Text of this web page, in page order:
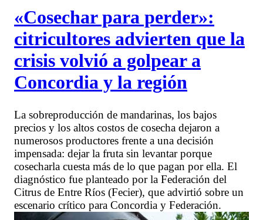
«Cosechar para perder»:
citricultores advierten que la
crisis volvió a golpear a
Concordia y la región
La sobreproducción de mandarinas, los bajos
precios y los altos costos de cosecha dejaron a
numerosos productores frente a una decisión
impensada: dejar la fruta sin levantar porque
cosecharla cuesta más de lo que pagan por ella. El
diagnóstico fue planteado por la Federación del
Citrus de Entre Ríos (Fecier), que advirtió sobre un
escenario crítico para Concordia y Federación.